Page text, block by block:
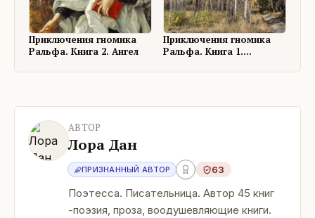
Приключения гномика
Ральфа. Книга 2. Ангел
Приключения гномика
Ральфа. Книга 1.
АВТОР
Лора Дан
ПРИЗНАННЫЙ АВТОР 63
Поэтесса. Писательница. Автор 45 книг
-поэзия, проза, воодушевляющие книги.